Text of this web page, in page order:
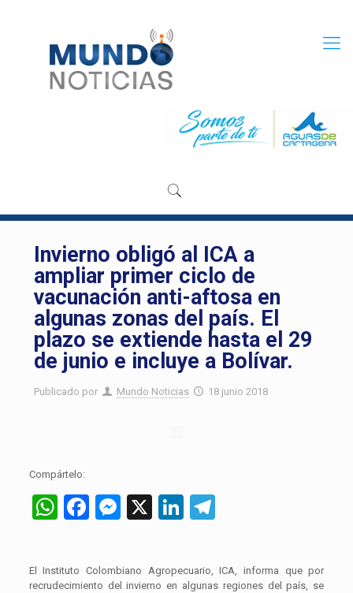
Invierno obligó al ICA a
ampliar primer ciclo de
vacunación anti-aftosa en
algunas zonas del país. El
plazo se extiende hasta el 29
de junio e incluye a Bolívar.
Publicado por Mundo Noticias 18 junio 2018
Compártelo:
WhatsApp
Facebook
Messenger
X LinkedIn
El Instituto Colombiano Agropecuario, ICA, informa que por
recrudecimiento del invierno en algunas regiones del país, se